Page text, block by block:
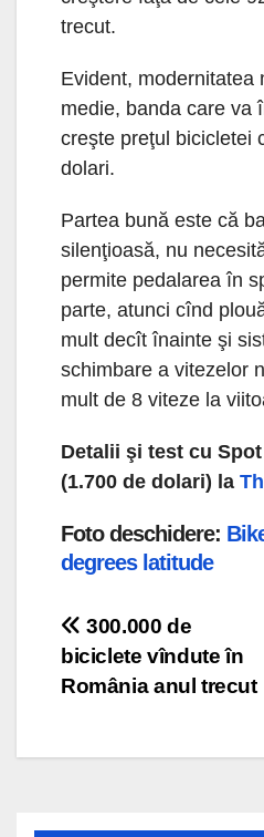
trecut.
Evident, modernitatea
medie, banda care va
creşte preţul bicicletei
dolari.
Partea bună este că
silenţioasă, nu
permite pedalarea în
parte, atunci cînd
mult decît înainte şi
schimbare a vitezelor
mult de 8 viteze la
Detalii şi test cu
(1.700 de dolari) la
Foto deschidere:
degrees latitude
Navigare
în
300.000 de
biciclete vîndute în
România anul trecut